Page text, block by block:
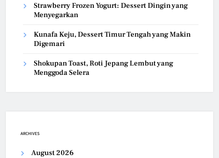
Strawberry Frozen Yogurt: Dessert Dingin yang
Menyegarkan
Kunafa Keju, Dessert Timur Tengah yang Makin
Digemari
Shokupan Toast, Roti Jepang Lembut yang
Menggoda Selera
ARCHIVES
August 2026